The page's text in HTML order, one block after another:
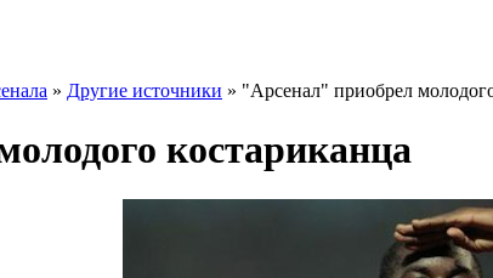
» Другие источники » "Арсенал" приобрел
костариканца